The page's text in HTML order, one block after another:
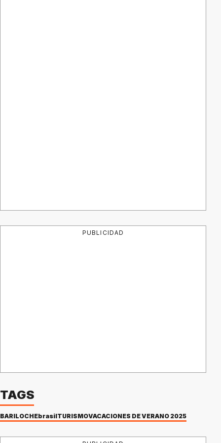
PUBLICIDAD
TAGS
BARILOCHEbrasilTURISMOVACACIONES DE VERANO 2025